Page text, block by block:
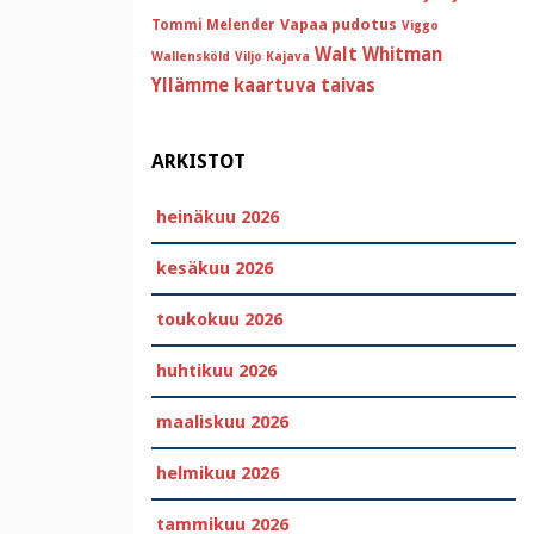
Tommi Melender Vapaa pudotus Viggo
Wallensköld Viljo Kajava Walt Whitman
Yllämme kaartuva taivas
ARKISTOT
heinäkuu 2026
kesäkuu 2026
toukokuu 2026
huhtikuu 2026
maaliskuu 2026
helmikuu 2026
tammikuu 2026